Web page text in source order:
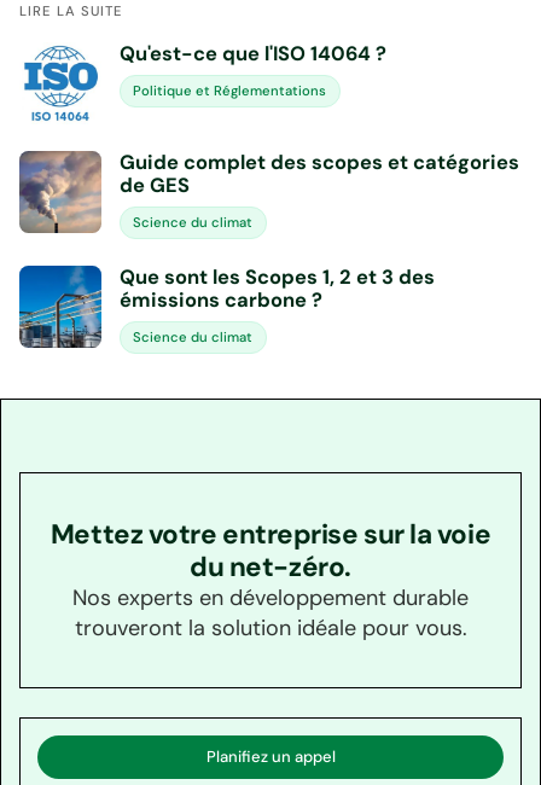
LIRE LA SUITE
Qu'est-ce que l'ISO 14064 ?
Politique et Réglementations
Guide complet des scopes et catégories
de GES
Science du climat
Que sont les Scopes 1, 2 et 3 des
émissions carbone ?
Science du climat
Mettez votre entreprise sur la voie
du net-zéro.
Nos experts en développement durable
trouveront la solution idéale pour vous.
Planifiez un appel